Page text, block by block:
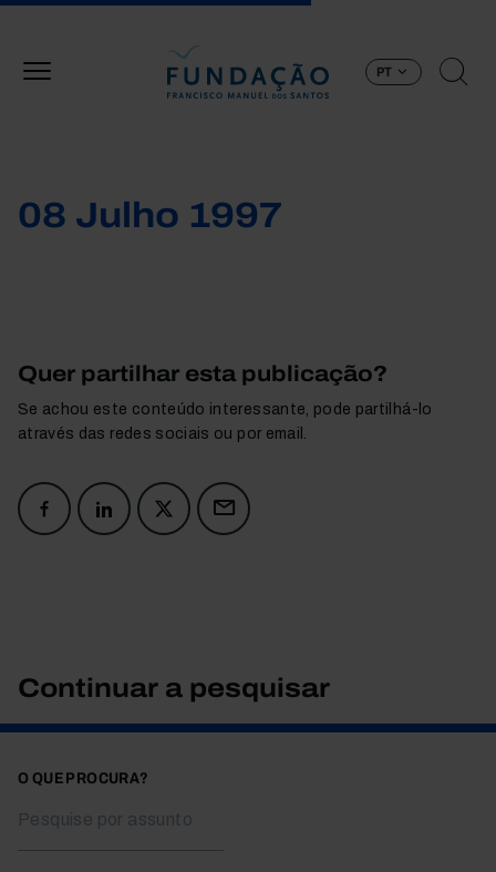
PT
08 Julho 1997
Quer partilhar esta publicação?
Se achou este conteúdo interessante, pode partilhá-lo
através das redes sociais ou por email.
Continuar a pesquisar
O QUE PROCURA?